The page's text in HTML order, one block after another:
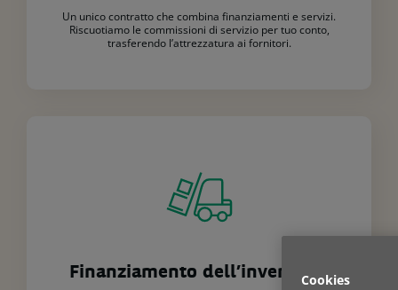
Un unico contratto che combina finanziamenti e servizi.
Riscuotiamo le commissioni di servizio per tuo conto,
trasferendo l’attrezzatura ai fornitori.
Finanziamento dell’inventario
Cookies